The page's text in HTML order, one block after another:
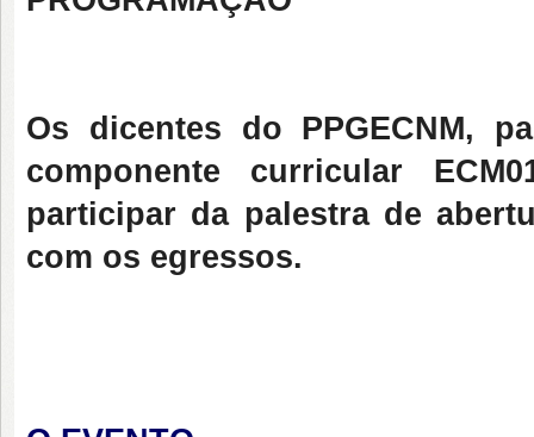
Os dicentes do PPGECNM,
componente curricular
participar da palestra de
com os egressos.